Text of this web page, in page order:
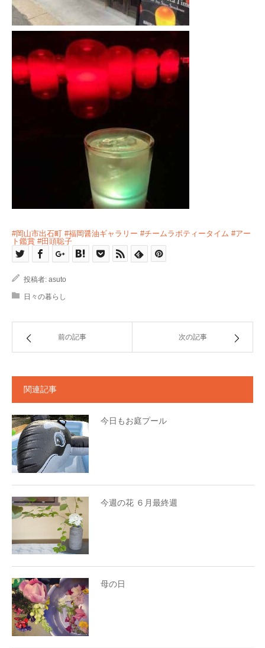
#岡山市出石町 #福岡醤油ギャラリー #チームラボティータイム #アー
ト鑑賞 #田頭聡子
投稿者: asuto
日々の暮らし
前の記事 次の記事
関連記事
今日もお庭プール
今週の花 ６月最終週
母の日